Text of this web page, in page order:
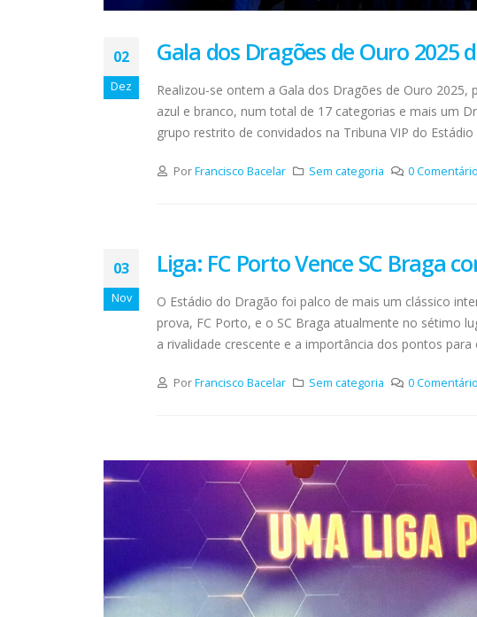
02
Dez
Gala dos Dragões de Ouro 2025
Realizou-se ontem a Gala dos Dragões de Ouro
azul e branco, num total de 17 categorias e mais um
grupo restrito de convidados na Tribuna VIP do
PorFrancisco Bacelar Sem categoria 0
03
Nov
Liga: FC Porto Vence SC Braga
O Estádio do Dragão foi palco de mais um clássico
prova, FC Porto, e o SC Braga atualmente no sétimo
a rivalidade crescente e a importância dos pontos para
PorFrancisco Bacelar Sem categoria 0